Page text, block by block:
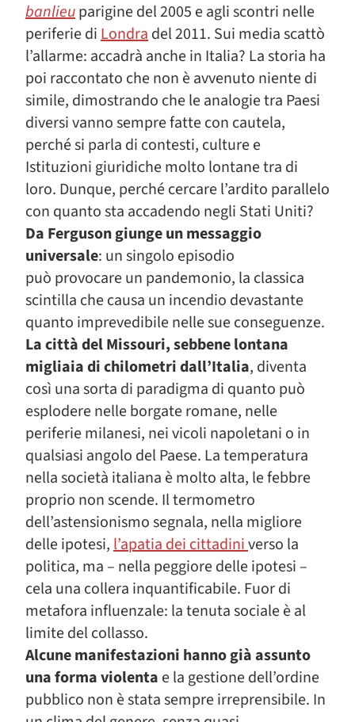
banlieuparigine del 2005 e agli scontri nelle
periferie diLondradel 2011. Sui media scattò
l’allarme: accadrà anche in Italia? La storia ha
poi raccontato che non è avvenuto niente di
simile, dimostrando che le analogie tra Paesi
diversi vanno sempre fatte con cautela,
perché si parla di contesti, culture e
Istituzioni giuridiche molto lontane tra di
loro. Dunque, perché cercare l’ardito parallelo
con quanto sta accadendo negli Stati Uniti?
Da Ferguson giunge un messaggio
universale: un singolo episodio
può provocare un pandemonio, la classica
scintilla che causa un incendio devastante
quanto imprevedibile nelle sue conseguenze.
La città del Missouri, sebbene lontana
migliaia di chilometri dall’Italia, diventa
così una sorta di paradigma di quanto può
esplodere nelle borgate romane, nelle
periferie milanesi, nei vicoli napoletani o in
qualsiasi angolo del Paese. La temperatura
nella società italiana è molto alta, le febbre
proprio non scende. Il termometro
dell’astensionismo segnala, nella migliore
delle ipotesi,l’apatia dei cittadiniverso la
politica, ma – nella peggiore delle ipotesi –
cela una collera inquantificabile. Fuor di
metafora influenzale: la tenuta sociale è al
limite del collasso.
Alcune manifestazioni hanno già assunto
una forma violenta e la gestione dell’ordine
pubblico non è stata sempre irreprensibile. In